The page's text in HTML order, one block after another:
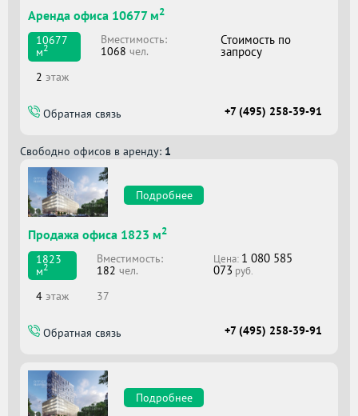
Аренда офиса 10677 м2
10677
м2
Вместимоcть:
1068 чел.
Стоимость по
запросу
2 этаж
Обратная связь +7 (495) 258-39-91
Свободно офисов в аренду: 1
Подробнее
Продажа офиса 1823 м2
1823
м2
Вместимоcть:
182 чел.
Цена: 1 080 585
073 руб.
4 этаж 37
Обратная связь +7 (495) 258-39-91
Подробнее